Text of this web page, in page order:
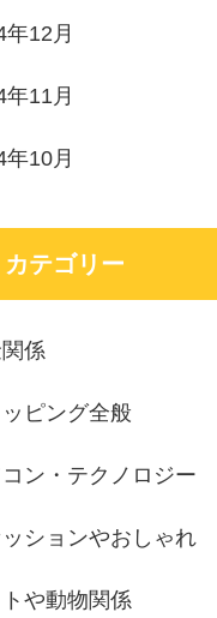
年12月
年11月
年10月
カテゴリー
係
ピング全般
ン・テクノロジー
ションやおしゃれ
や動物関係